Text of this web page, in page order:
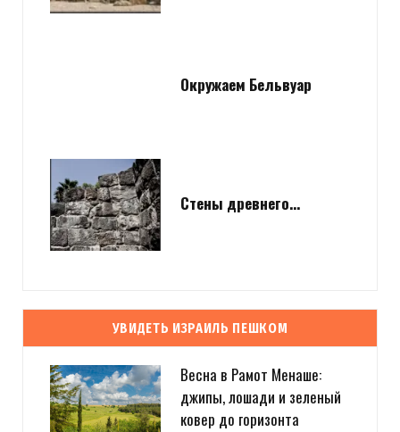
Окружаем Бельвуар
Стены древнего…
УВИДЕТЬ ИЗРАИЛЬ ПЕШКОМ
Весна в Рамот Менаше:
джипы, лошади и зеленый
ковер до горизонта